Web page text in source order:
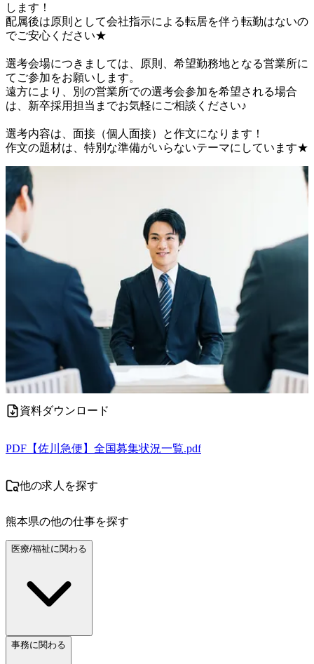
します！
配属後は原則として会社指示による転居を伴う転勤はないの
でご安心ください★
選考会場につきましては、原則、希望勤務地となる営業所に
てご参加をお願いします。
遠方により、別の営業所での選考会参加を希望される場合
は、新卒採用担当までお気軽にご相談ください♪
選考内容は、面接（個人面接）と作文になります！
作文の題材は、特別な準備がいらないテーマにしています★
資料ダウンロード
PDF 【佐川急便】全国募集状況一覧.pdf
他の求人を探す
熊本県の他の仕事を探す
医療/福祉に関わる
事務に関わる